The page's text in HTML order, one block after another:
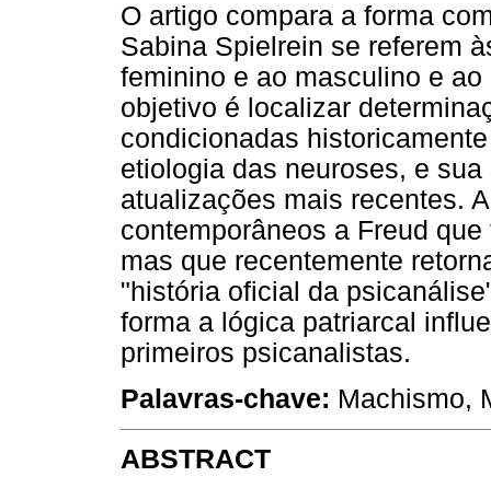
O artigo compara a forma
Sabina Spielrein se referem
feminino e ao masculino e
objetivo é localizar
condicionadas
etiologia das neuroses, e
atualizações mais recentes.
contemporâneos a Freud
mas que recentemente
"história oficial da
forma a lógica patriarcal
primeiros psicanalistas.
Palavras-chave: Machismo,
ABSTRACT